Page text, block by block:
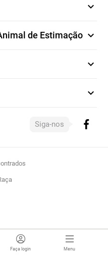
Faça login Menu
expand_more
de Estimação expand_more
expand_more
expand_more
Siga-nos